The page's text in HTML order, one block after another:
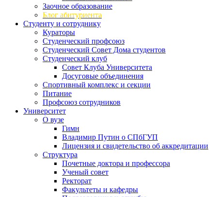
Заочное образование
Блог абитуриента
Студенту и сотруднику
Кураторы
Студенческий профсоюз
Студенческий Совет Дома студентов
Студенческий клуб
Совет Клуба Университета
Досуговые объединения
Спортивный комплекс и секции
Питание
Профсоюз сотрудников
Университет
О вузе
Гимн
Владимир Путин о СПбГУП
Лицензия и свидетельство об аккредитации
Структура
Почетные доктора и профессора
Ученый совет
Ректорат
Факультеты и кафедры